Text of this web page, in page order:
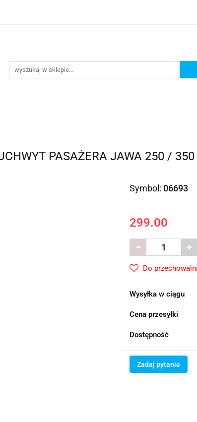
PASAŻERA JAWA 250 / 350
Symbol: 06693
299.00
Do przechowalni
Wysyłka w ciągu
Cena przesyłki
Dostępność
Zadaj pytanie